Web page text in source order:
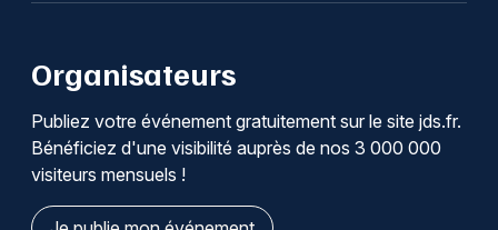
Organisateurs
Publiez votre événement gratuitement sur le site jds.fr.
Bénéficiez d'une visibilité auprès de nos 3 000 000
visiteurs mensuels !